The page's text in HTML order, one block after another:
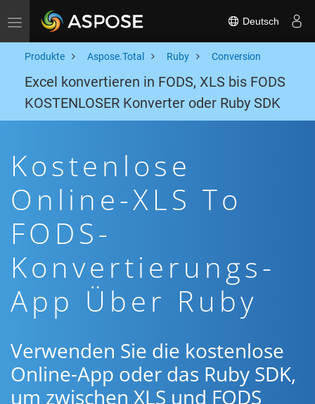
Toggle navigation Deutsch
Produkte Aspose.Total Ruby Conversion
Excel konvertieren in FODS, XLS bis FODS
KOSTENLOSER Konverter oder Ruby SDK
Kostenlose
Online-XLS To
FODS-
Konvertierungs-
App Über Ruby
Verwenden Sie die kostenlose
Online-App oder das Ruby SDK,
um zwischen XLS und FODS